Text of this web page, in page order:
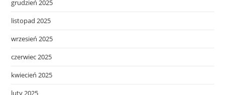
grudzień 2025
listopad 2025
wrzesień 2025
czerwiec 2025
kwiecień 2025
luty 2025